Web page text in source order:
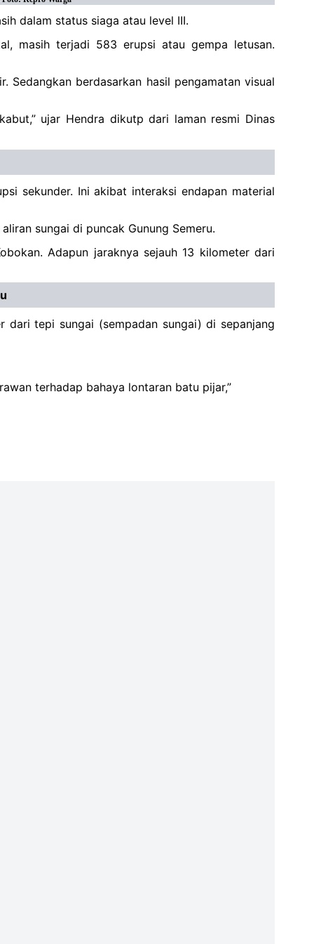
dalam status siaga atau level III.
masih terjadi 583 erupsi atau gempa letusan.
berdasarkan hasil pengamatan visual
ujar Hendra dikutp dari laman resmi Dinas
sekunder. Ini akibat interaksi endapan material
sungai di puncak Gunung Semeru.
Adapun jaraknya sejauh 13 kilometer dari
tepi sungai (sempadan sungai) di sepanjang
terhadap bahaya lontaran batu pijar,”